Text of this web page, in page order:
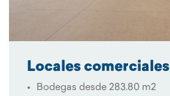
Locales comerciales
Bodegas desde 283.80 m2